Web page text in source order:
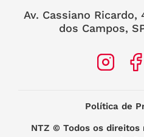
Av. Cassiano Ricardo,
dos Campos,
Política de
NTZ © Todos os direitos